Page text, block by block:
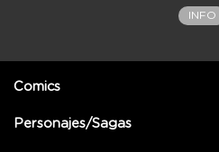
INFO
Comics
Personajes/Sagas